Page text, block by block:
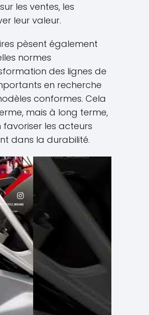
les ventes, les
leur valeur.
pèsent également
normes
des lignes de
en recherche
conformes. Cela
mais à long terme,
les acteurs
dans la durabilité.